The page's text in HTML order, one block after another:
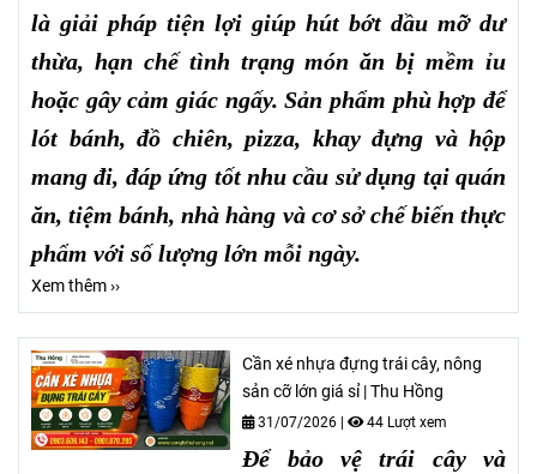
là giải pháp tiện lợi giúp hút bớt dầu mỡ dư
thừa, hạn chế tình trạng món ăn bị mềm ỉu
hoặc gây cảm giác ngấy. Sản phẩm phù hợp để
lót bánh, đồ chiên, pizza, khay đựng và hộp
mang đi, đáp ứng tốt nhu cầu sử dụng tại quán
ăn, tiệm bánh, nhà hàng và cơ sở chế biến thực
phẩm với số lượng lớn mỗi ngày.
Xem thêm ››
Cần xé nhựa đựng trái cây, nông
sản cỡ lớn giá sỉ | Thu Hồng
31/07/2026 | 44 Lượt xem
Để bảo vệ trái cây và